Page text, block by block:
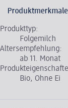
Produktmerkmale
Produkttyp:
Folgemilch
Altersempfehlung:
ab 11. Monat
Bio, Ohne Ei